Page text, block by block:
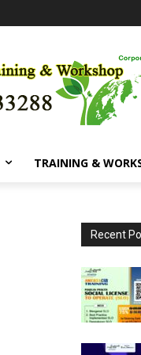
TRAINING &
Recent